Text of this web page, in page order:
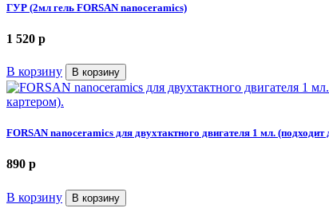
ГУР (2мл гель FORSAN nanoceramics)
1 520 p
В корзину В корзину
FORSAN nanoceramics для двухтактного двигателя 1 мл.
890 p
В корзину В корзину